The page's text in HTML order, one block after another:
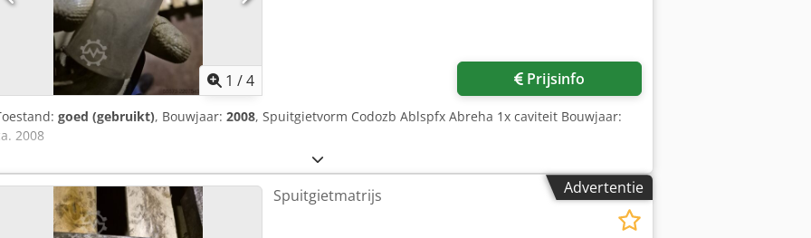
1 /4 Prijsinfo
goed (gebruikt), Bouwjaar: 2008, Spuitgietvorm Codozb Ablspfx Abreha 1x caviteit Bouwjaar:
2008
Advertentie
Spuitgietmatrijs